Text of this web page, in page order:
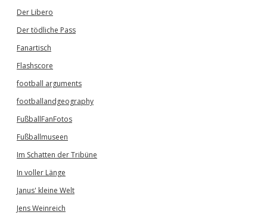
Der Libero
Der tödliche Pass
Fanartisch
Flashscore
football arguments
footballandgeography
FußballFanFotos
Fußballmuseen
Im Schatten der Tribüne
In voller Länge
Janus' kleine Welt
Jens Weinreich